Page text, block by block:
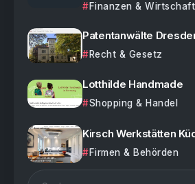
Finanzen & Wirtschaft
Patentanwälte
Recht & Gesetz
Lotthilde Handmade
Shopping & Handel
Kirsch Werkstätten
Firmen & Behörden